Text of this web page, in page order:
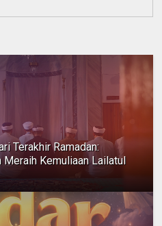
Terakhir Ramadan:
Meraih Kemuliaan Lailatul